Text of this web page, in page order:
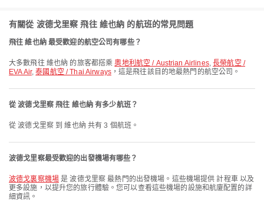
有關從 波德戈里察 飛往 維也納 的航班的常見問題
飛往 維也納 最受歡迎的航空公司有哪些？
大多數飛往 維也納 的旅客都搭乘奧地利航空 / Austrian Airlines,長榮航空 /
EVA Air,泰國航空 / Thai Airways，這是飛往該目的地最熱門的航空公司。
從 波德戈里察 飛往 維也納 有多少航班？
從 波德戈里察 到 維也納 共有 3 個航班。
波德戈里察最受歡迎的出發機場有哪些？
波德戈裏察機場是 波德戈里察 最熱門的出發機場。這些機場提供 計程車 以及
更多設施，以提升您的旅行體驗。您可以查看這些機場的設施和航廈配置的詳
細資訊。